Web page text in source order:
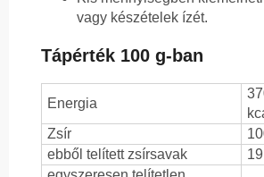
vagy készételek ízét.
Tápérték 100 g-ban
Energia
Zsír
ebből telített zsírsavak